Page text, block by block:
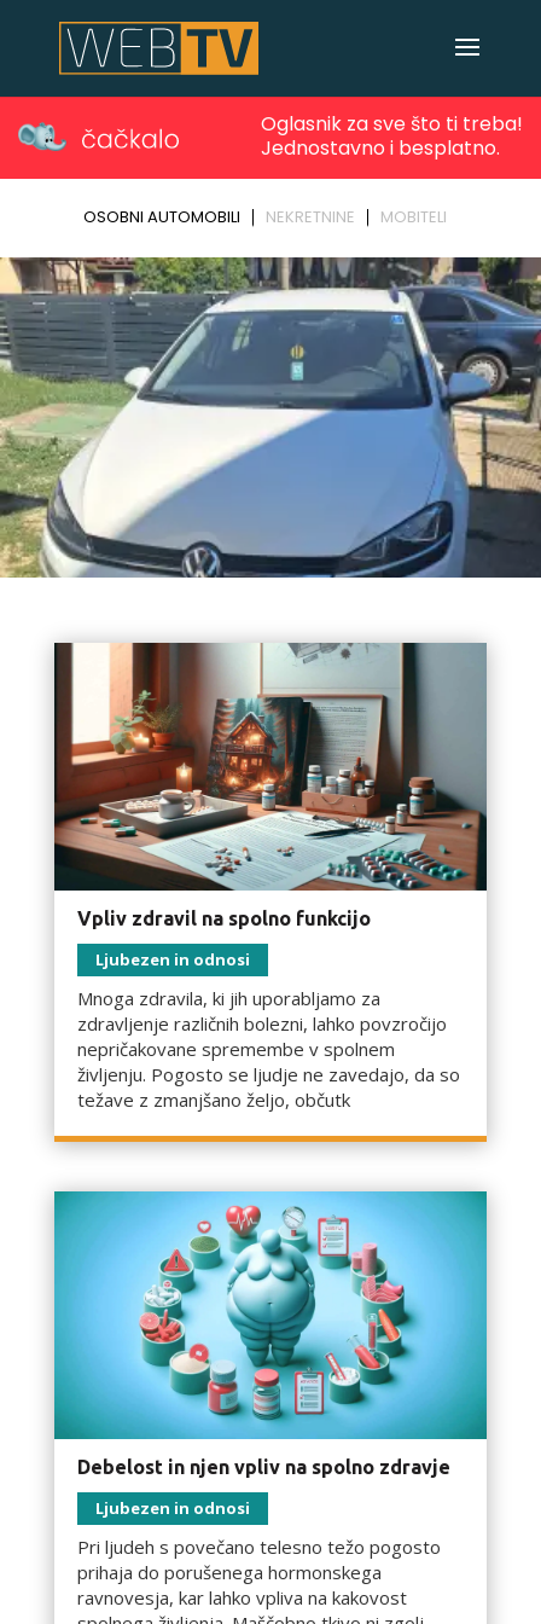
Vpliv zdravil na spolno funkcijo
Ljubezen in odnosi
Mnoga zdravila, ki jih uporabljamo za
zdravljenje različnih bolezni, lahko povzročijo
nepričakovane spremembe v spolnem
življenju. Pogosto se ljudje ne zavedajo, da so
težave z zmanjšano željo, občutk
Debelost in njen vpliv na spolno zdravje
Ljubezen in odnosi
Pri ljudeh s povečano telesno težo pogosto
prihaja do porušenega hormonskega
ravnovesja, kar lahko vpliva na kakovost